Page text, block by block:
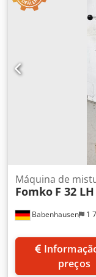
1 batedor de
Ligação 400V,
Babenhausen 1
Máquina de
Fomko F 32 LH
preços